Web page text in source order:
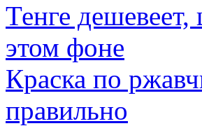
Тенге дешевеет,
этом фоне
Краска по
правильно